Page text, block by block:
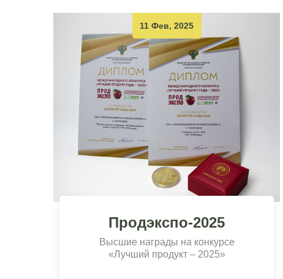
11 Фев, 2025
Продэкспо-2025
Высшие награды на конкурсе
«Лучший продукт – 2025»